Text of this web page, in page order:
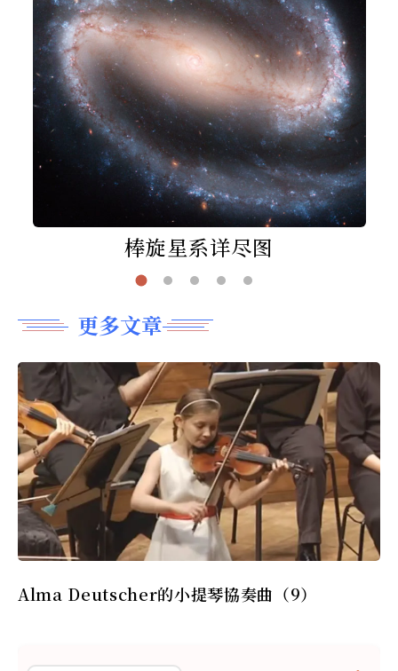
棒旋星系详尽图
更多文章
Alma Deutscher的小提琴協奏曲（9）